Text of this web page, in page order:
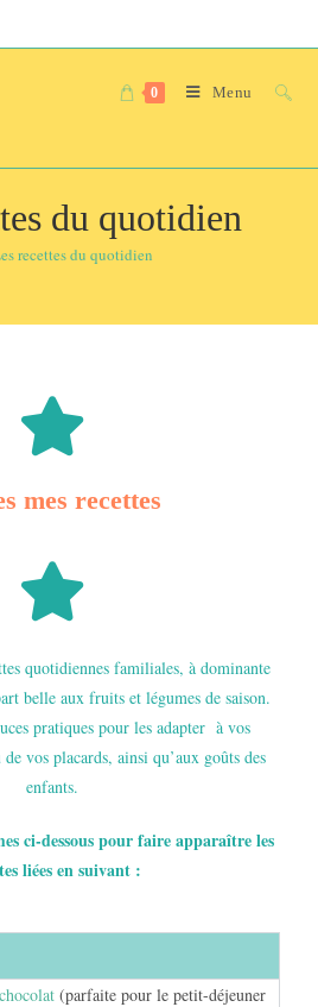
0 Menu
du quotidien
recettes du quotidien
mes recettes
quotidiennes familiales, à dominante
belle aux fruits et légumes de saison.
pratiques pour les adapter à vos
vos placards, ainsi qu’aux goûts des
enfants.
ci-dessous pour faire apparaître les
liées en suivant :
(parfaite pour le petit-déjeuner